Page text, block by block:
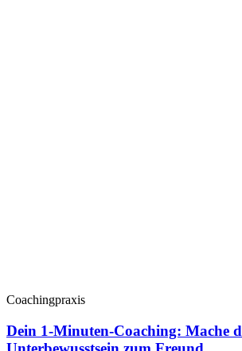
Coachingpraxis
Dein 1-Minuten-Coaching: Mache